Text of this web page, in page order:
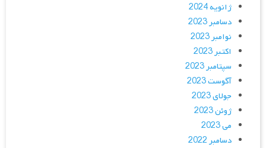
ژانویه 2024
دسامبر 2023
نوامبر 2023
اکتبر 2023
سپتامبر 2023
آگوست 2023
جولای 2023
ژوئن 2023
می 2023
دسامبر 2022